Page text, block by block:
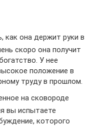
как она держит руки в
скоро она получит
У нее
положение в
труду в прошлом.
на сковороде
вы испытаете
которого